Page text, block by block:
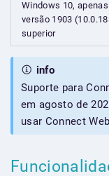
Windows 10,
versão 1903
superior
info
Suporte para
em agosto de
usar Connect